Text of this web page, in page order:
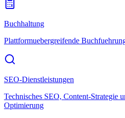
Buchhaltung
Plattformuebergreifende
SEO-Dienstleistungen
Technisches SEO, Content-Strategie
Optimierung